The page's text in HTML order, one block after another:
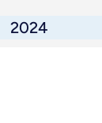
2024